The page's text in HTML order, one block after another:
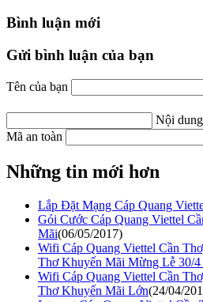
Bình luận mới
Gửi bình luận của bạn
Tên của bạn
Nội dung
Mã an toàn
Những tin mới hơn
Lắp Đặt Mạng Cáp Quang
Gói Cước Cáp Quang Viettel
Mãi(06/05/2017)
Wifi Cáp Quang Viettel Cần
Thơ Khuyến Mãi Mừng Lễ 30/4
Wifi Cáp Quang Viettel Cần
Thơ Khuyến Mãi Lớn(24/04/